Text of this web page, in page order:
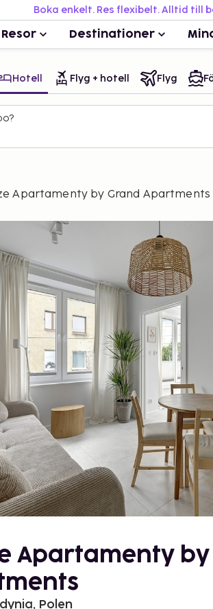
Boka enkelt. Res flexibelt. Alltid till
Resor Destinationer
Hotell Flyg + hotell Flyg
Apartamenty by Grand Apartments
Apartamenty by
Polen